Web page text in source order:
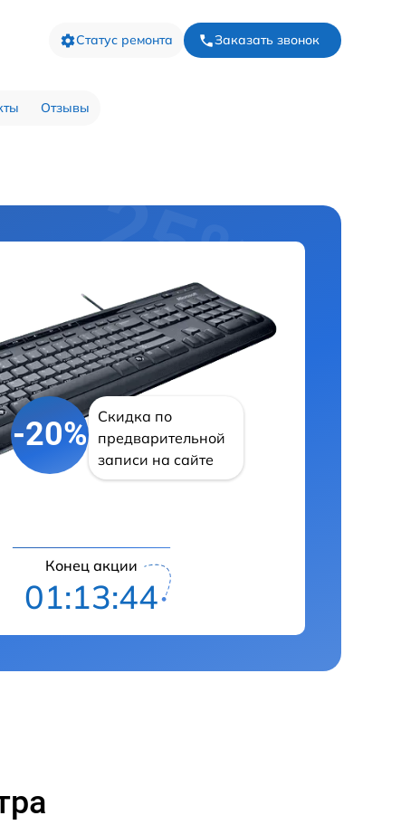
Статус ремонта Заказать звонок
Отзывы
-20%
Скидка по
предварительной
записи на сайте
Конец акции
01:13:43